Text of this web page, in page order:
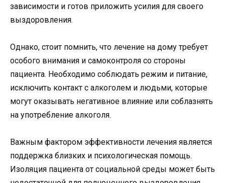
зависимости и готов приложить усилия для своего
выздоровления.
Однако, стоит помнить, что лечение на дому требует
особого внимания и самоконтроля со стороны
пациента. Необходимо соблюдать режим и питание,
исключить контакт с алкоголем и людьми, которые
могут оказывать негативное влияние или соблазнять
на употребление алкоголя.
Важным фактором эффективности лечения является
поддержка близких и психологическая помощь.
Изоляция пациента от социальной среды может быть